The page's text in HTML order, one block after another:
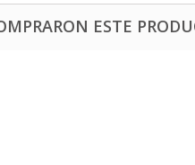
ESTE